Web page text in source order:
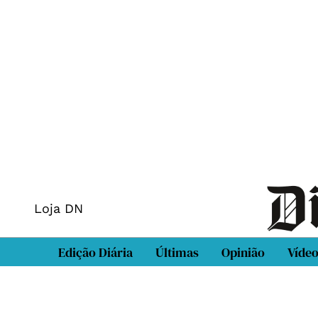
Loja DN
Edição Diária Últimas Opinião